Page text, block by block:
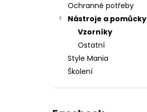
Ochranné potřeby
Nástroje a pomůcky
Vzorníky
Ostatní
Style Mania
Školení